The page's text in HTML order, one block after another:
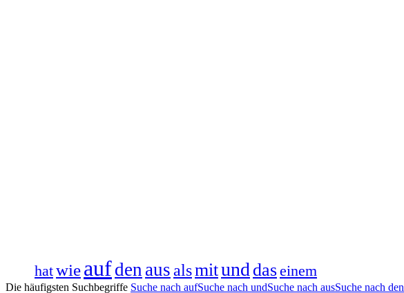
hatwieaufden ausalsmitunddaseinem
Die häufigsten Suchbegriffe Suche nach aufSuche nach undSuche nach ausSuche nach den